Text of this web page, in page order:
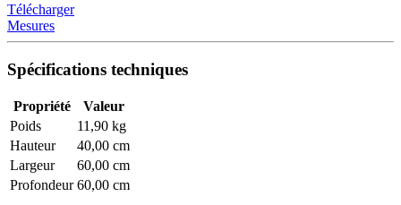
Télécharger
Mesures
Spécifications techniques
Propriété
Valeur
Poids
11,90 kg
Hauteur
40,00 cm
Largeur
60,00 cm
Profondeur 60,00 cm